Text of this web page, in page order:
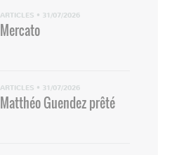
ARTICLES • 31/07/2026
Mercato
ARTICLES • 31/07/2026
Matthéo Guendez prêté